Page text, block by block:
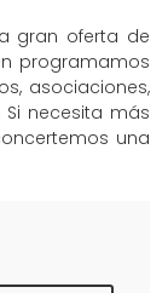
gran oferta de
programamos
asociaciones,
necesita más
una